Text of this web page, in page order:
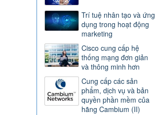
Trí tuệ nhân tạo và ứng
dụng trong hoạt động
marketing
Cisco cung cấp hệ
thống mạng đơn giản
và thông minh hơn
Cung cấp các sản
phẩm, dịch vụ và bản
quyền phần mềm của
hãng Cambium (II)